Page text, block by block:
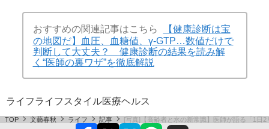
おすすめの関連記事はこちら
【健康診断は宝
の地図だ】血圧、血糖値、γ-GTP…数値だけで
判断して大丈夫？ 健康診断の結果を読み解
く“医師の裏ワザ”を徹底解説
ライフライフスタイル医療ヘルス
TOP 文藝春秋 ライフ 記事 [写真]【高齢者と水の新常識】医師が語る「1